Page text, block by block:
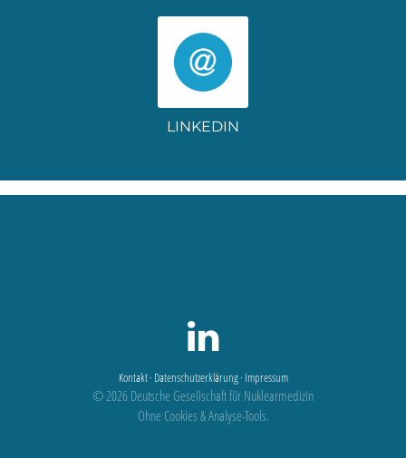
LINKEDIN
Kontakt· Datenschutzerklärung· Impressum
© 2026 Deutsche Gesellschaft für Nuklearmedizin
Ohne Cookies & Analyse-Tools.